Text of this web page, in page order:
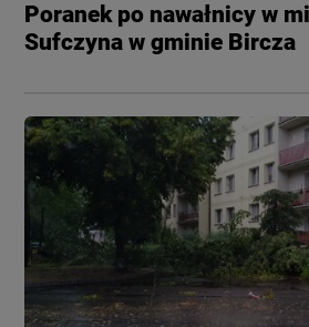
Poranek po nawałnicy w
Sufczyna w gminie Bircza